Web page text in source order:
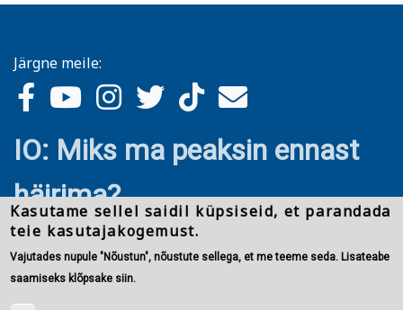
Järgne meile:
IO: Miks ma peaksin ennast
häirima?
Kasutame sellel saidil küpsiseid, et parandada
teie kasutajakogemust.
Vajutades nupule "Nõustun", nõustute sellega, et me teeme seda. Lisateabe
saamiseks klõpsake siin.